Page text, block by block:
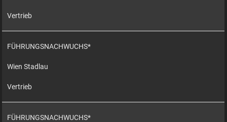
Vertrieb
FÜHRUNGSNACHWUCHS*
Wien Stadlau
Vertrieb
FÜHRUNGSNACHWUCHS*